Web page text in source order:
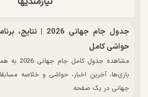
جدول جام جهانی 2026
حواشی کامل
مشاهده
بازی‌ها، آخرین اخبار، حواشی و خلاصه
جهانی در یک صفحه.